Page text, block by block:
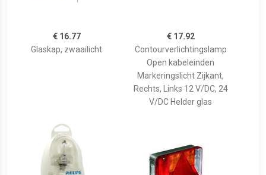
€ 16.77
Glaskap, zwaailicht
€ 17.92
Contourverlichtingslamp
Open kabeleinden
Markeringslicht Zijkant,
Rechts, Links 12 V/DC, 24
V/DC Helder glas